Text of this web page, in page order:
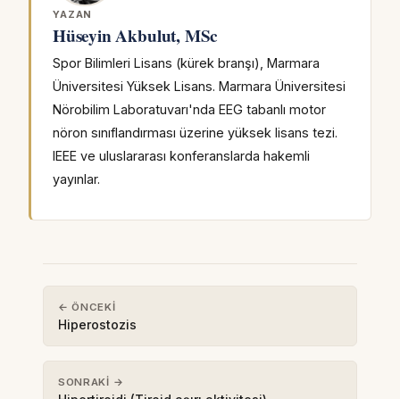
YAZAN
Hüseyin Akbulut, MSc
Spor Bilimleri Lisans (kürek branşı), Marmara
Üniversitesi Yüksek Lisans. Marmara Üniversitesi
Nörobilim Laboratuvarı'nda EEG tabanlı motor
nöron sınıflandırması üzerine yüksek lisans tezi.
IEEE ve uluslararası konferanslarda hakemli
yayınlar.
← ÖNCEKI
Hiperostozis
SONRAKI →